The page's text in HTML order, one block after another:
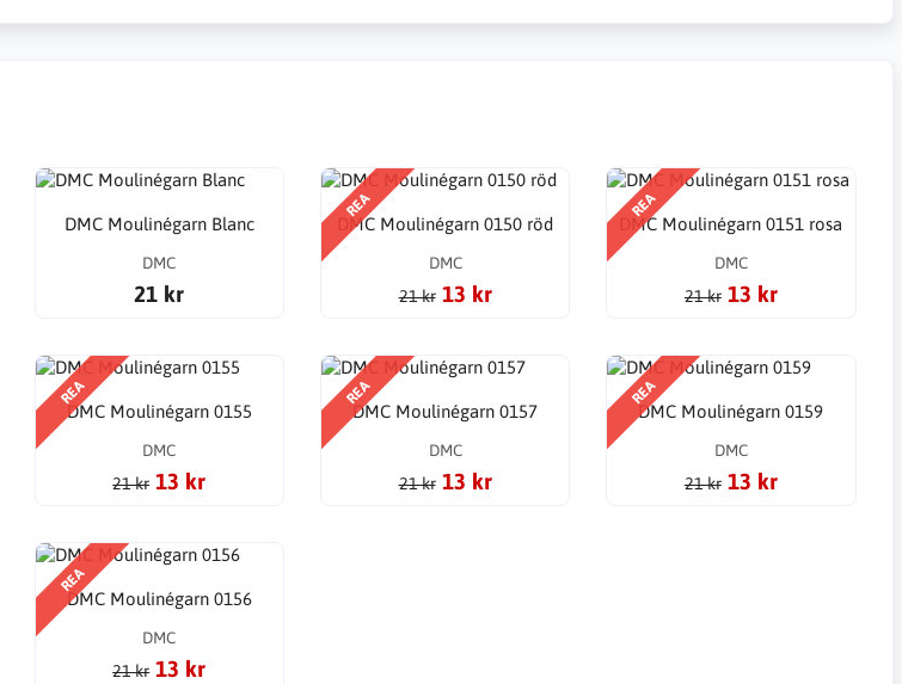
DMC Moulinégarn Blanc
DMC
21 kr
REA
DMC Moulinégarn 0150 röd
DMC
21 kr 13 kr
REA
DMC Moulinégarn 0151 rosa
DMC
21 kr 13 kr
REA
DMC Moulinégarn 0155
DMC
21 kr 13 kr
REA
DMC Moulinégarn 0157
DMC
21 kr 13 kr
REA
DMC Moulinégarn 0159
DMC
21 kr 13 kr
REA
DMC Moulinégarn 0156
DMC
21 kr 13 kr